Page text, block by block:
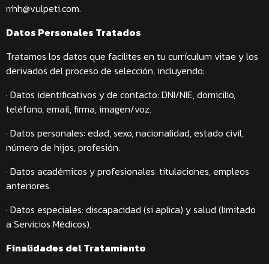
rrhh@vulpeti.com.
Datos Personales Tratados
Tratamos los datos que facilites en tu currículum vitae y los
derivados del proceso de selección, incluyendo:
· Datos identificativos y de contacto: DNI/NIE, domicilio,
teléfono, email, firma, imagen/voz.
· Datos personales: edad, sexo, nacionalidad, estado civil,
número de hijos, profesión.
· Datos académicos y profesionales: titulaciones, empleos
anteriores.
· Datos especiales: discapacidad (si aplica) y salud (limitado
a Servicios Médicos).
Finalidades del Tratamiento